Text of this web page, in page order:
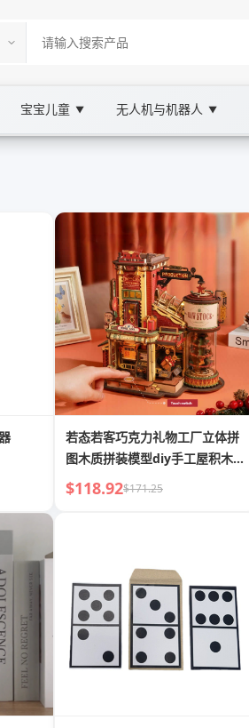
宝宝儿童 ▼ 无人机与机器人 ▼
若态若客巧克力礼物工厂立体拼
图木质拼装模型diy手工屋积木玩
具
$118.92$171.25